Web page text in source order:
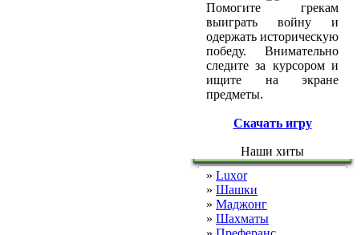
Помогите грекам
выиграть войну и
одержать историческую
победу. Внимательно
следите за курсором и
ищите на экране
предметы.
Скачать игру
Наши хиты
» Luxor
» Шашки
» Маджонг
» Шахматы